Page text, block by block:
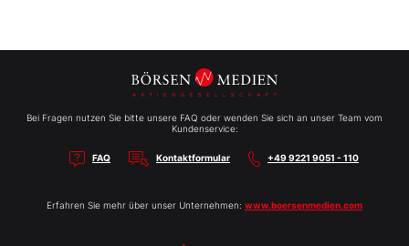
Bei Fragen nutzen Sie bitte unsere FAQ oder wenden Sie sich an unser Team vom
Kundenservice:
FAQ Kontaktformular +49 9221 9051 - 110
Erfahren Sie mehr über unser Unternehmen: www.boersenmedien.com